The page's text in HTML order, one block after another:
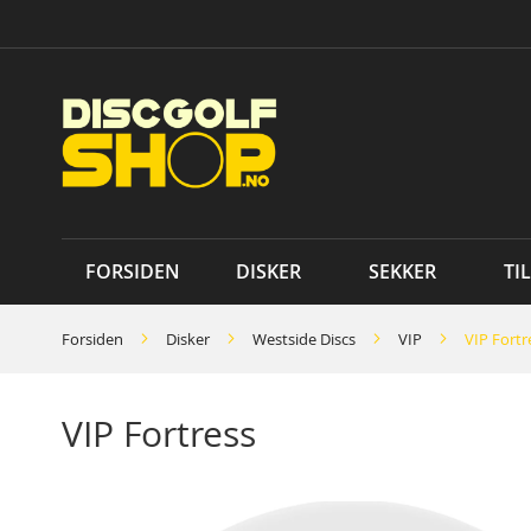
to
FORSIDEN DISKER SEKKER
Forsiden Disker Westside Discs VIP VIP
VIP Fortress